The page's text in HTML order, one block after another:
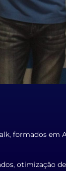
formados em
otimização